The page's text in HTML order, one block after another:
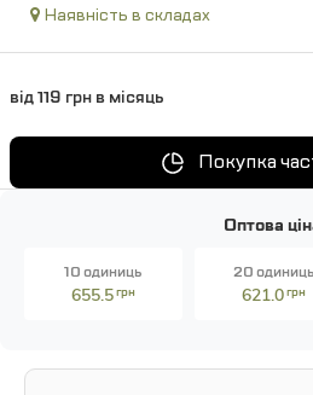
Наявність в складах
від 119 грн в місяць
Покупка
Оптова
10 одиниць
655.5грн
20 одиниць
621.0грн